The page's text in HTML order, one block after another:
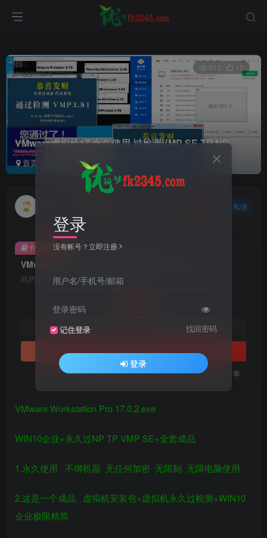
VMware虚拟机17 永久使用 过检测VMP SE TP NP
首页 vmware虚拟机
915 10
私信
VMware虚拟机17 永久使用 过检测VMP SE TP NP
此内容为付费阅读，请付费后查看
黄金会员￥ 钻石会员 ￥10
立即购买
您当前未登录！建议登陆后购买，可保存购买订单
付费阅读
VMware Workstation Pro 17.0.2.exe
WIN10企业+永久过NP TP VMP SE+全套成品
1.永久使用 不绑机器 无任何加密 无限制 无限电脑使用
2.这是一个成品 虚拟机安装包+虚拟机永久过检测+WIN10
企业极限精简
登录
没有帐号？立即注册
用户名/手机号/邮箱
登录密码
记住登录 找回密码
登录